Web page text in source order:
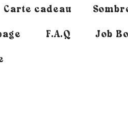
Carte cadeau
F.A.Q Job